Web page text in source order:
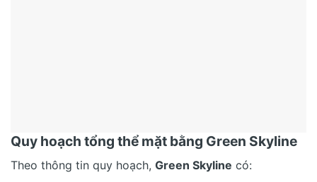
Quy hoạch tổng thể mặt bằng Green Skyline
Theo thông tin quy hoạch, Green Skyline có: